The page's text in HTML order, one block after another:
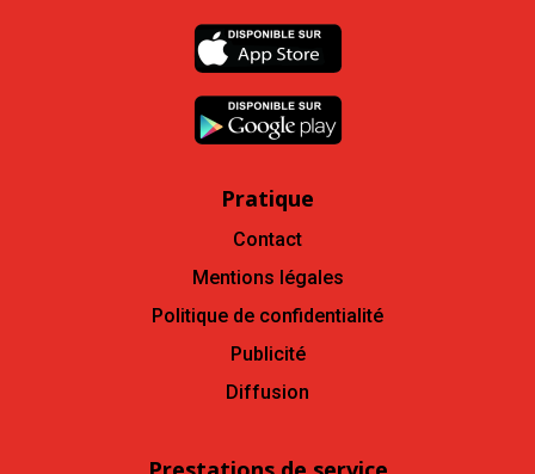
Pratique
Contact
Mentions légales
Politique de confidentialité
Publicité
Diffusion